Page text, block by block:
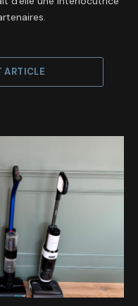
ARTICLE